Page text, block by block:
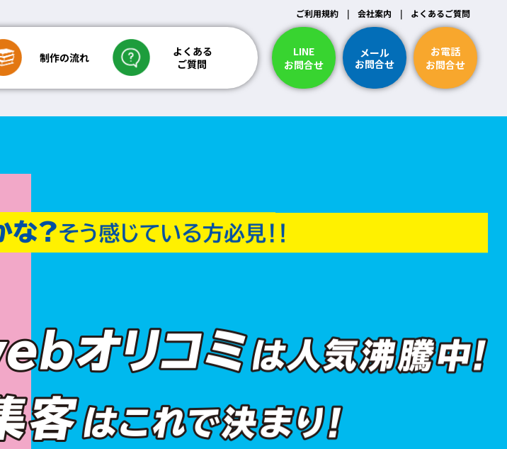
ご利用規約|会社案内 | よくあるご質問
新聞折込代金
制作の流れ よくある
ご質問
デザインについて 納期・スケジュールについて
LINE
お問合せ
メール
お問合せ
お電話
お問合せ